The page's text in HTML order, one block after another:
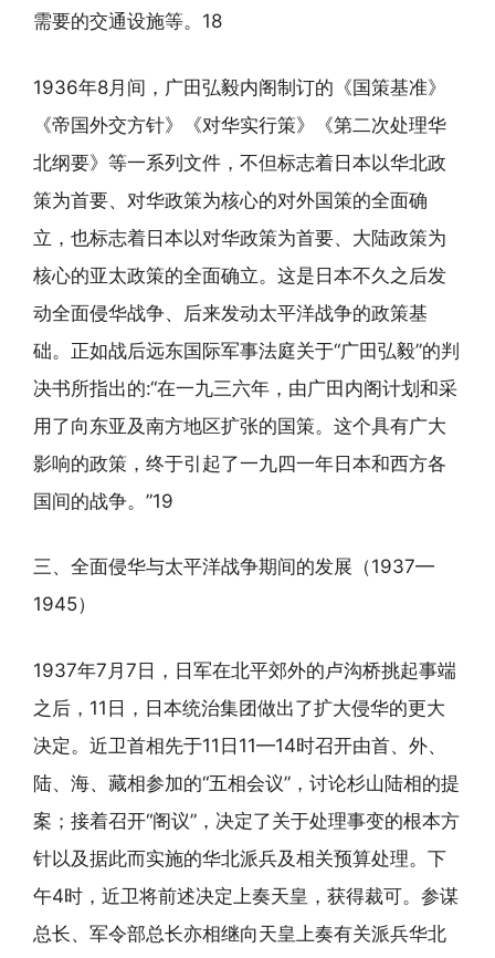
需要的交通设施等。18
1936年8月间，广田弘毅内阁制订的《国策基准》
《帝国外交方针》《对华实行策》《第二次处理华
北纲要》等一系列文件，不但标志着日本以华北政
策为首要、对华政策为核心的对外国策的全面确
立，也标志着日本以对华政策为首要、大陆政策为
核心的亚太政策的全面确立。这是日本不久之后发
动全面侵华战争、后来发动太平洋战争的政策基
础。正如战后远东国际军事法庭关于“广田弘毅”的判
决书所指出的:“在一九三六年，由广田内阁计划和采
用了向东亚及南方地区扩张的国策。这个具有广大
影响的政策，终于引起了一九四一年日本和西方各
国间的战争。”19
三、全面侵华与太平洋战争期间的发展（1937—
1945）
1937年7月7日，日军在北平郊外的卢沟桥挑起事端
之后，11日，日本统治集团做出了扩大侵华的更大
决定。近卫首相先于11日11—14时召开由首、外、
陆、海、藏相参加的“五相会议”，讨论杉山陆相的提
案；接着召开“阁议”，决定了关于处理事变的根本方
针以及据此而实施的华北派兵及相关预算处理。下
午4时，近卫将前述决定上奏天皇，获得裁可。参谋
总长、军令部总长亦相继向天皇上奏有关派兵华北